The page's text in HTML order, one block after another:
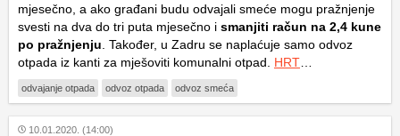
mjesečno, a ako građani budu odvajali smeće mogu pražnjenje
svesti na dva do tri puta mjesečno i smanjiti račun na 2,4 kune
po pražnjenju . Također, u Zadru se naplaćuje samo odvoz
otpada iz kanti za mješoviti komunalni otpad. HRT
odvajanje otpada odvoz otpada odvoz smeća
10.01.2020. (14:00)